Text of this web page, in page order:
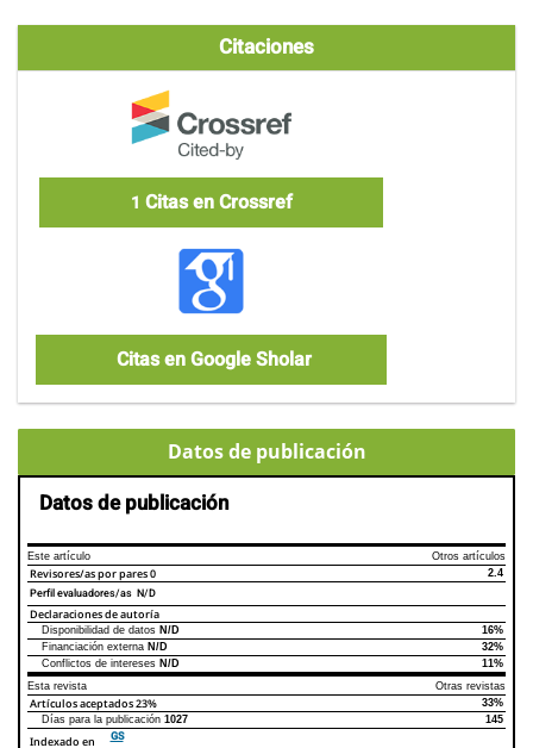
Citaciones
1 Citas en Crossref
Citas en Google Sholar
Datos de publicación
Datos de publicación
Este artículo Otros artículos
Revisores/as por pares0 2.4
Perfil evaluadores/as N/D
Declaraciones de autoría
Declaraciones de autoríaEste artículo
Disponibilidad de datos N/D
16%
Financiación externa N/D
32%
Conflictos de intereses N/D
11%
Esta revista
Otras revistas
Artículos aceptados23%
33%
Días para la publicación 1027 145
Indexado en GS